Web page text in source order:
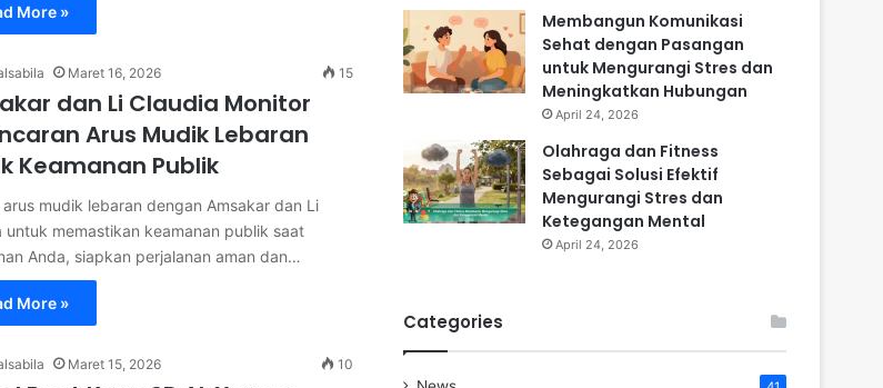
More »
Maret 16, 2026 15
dan Li Claudia Monitor
Arus Mudik Lebaran
Keamanan Publik
arus mudik lebaran dengan Amsakar dan Li
untuk memastikan keamanan publik saat
Anda, siapkan perjalanan aman dan…
More »
Maret 15, 2026 10
Membangun Komunikasi
Sehat dengan Pasangan
untuk Mengurangi Stres dan
Meningkatkan Hubungan
April 24, 2026
Olahraga dan Fitness
Sebagai Solusi Efektif
Mengurangi Stres dan
Ketegangan Mental
April 24, 2026
Categories